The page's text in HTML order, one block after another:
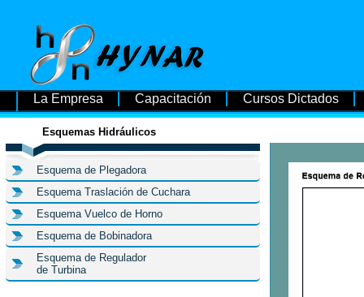
La Empresa Capacitación Cursos Dictados
Esquemas Hidráulicos
Esquema de Plegadora
Esquema Traslación de Cuchara
Esquema Vuelco de Horno
Esquema de Bobinadora
Esquema de Regulador
de Turbina